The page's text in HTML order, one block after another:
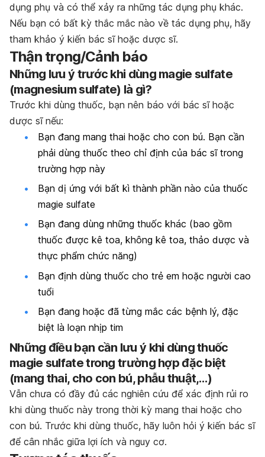
dụng phụ và có thể xảy ra những tác dụng phụ khác.
Nếu bạn có bất kỳ thắc mắc nào về tác dụng phụ, hãy
tham khảo ý kiến bác sĩ hoặc dược sĩ.
Thận trọng/Cảnh báo
Những lưu ý trước khi dùng magie sulfate
(magnesium sulfate) là gì?
Trước khi dùng thuốc, bạn nên báo với bác sĩ hoặc
dược sĩ nếu:
Bạn đang mang thai hoặc cho con bú. Bạn cần
phải dùng thuốc theo chỉ định của bác sĩ trong
trường hợp này
Bạn dị ứng với bất kì thành phần nào của thuốc
magie sulfate
Bạn đang dùng những thuốc khác (bao gồm
thuốc được kê toa, không kê toa, thảo dược và
thực phẩm chức năng)
Bạn định dùng thuốc cho trẻ em hoặc người cao
tuổi
Bạn đang hoặc đã từng mắc các bệnh lý, đặc
biệt là loạn nhịp tim
Những điều bạn cần lưu ý khi dùng thuốc
magie sulfate trong trường hợp đặc biệt
(mang thai, cho con bú, phẫu thuật,…)
Vẫn chưa có đầy đủ các nghiên cứu để xác định rủi ro
khi dùng thuốc này trong thời kỳ mang thai hoặc cho
con bú. Trước khi dùng thuốc, hãy luôn hỏi ý kiến bác sĩ
để cân nhắc giữa lợi ích và nguy cơ.